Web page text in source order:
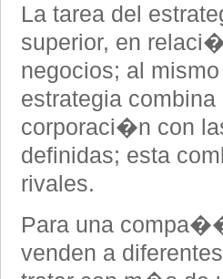
La tarea del
superior, en
negocios; al
estrategia
corporaci�n con
definidas; esta
rivales.
Para una
venden a